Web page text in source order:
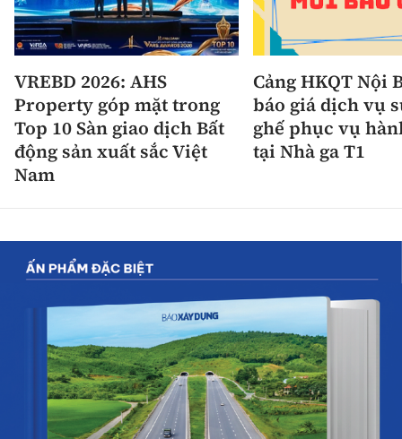
VREBD 2026: AHS
Property góp mặt trong
Top 10 Sàn giao dịch Bất
động sản xuất sắc Việt
Nam
Cảng HKQT Nội
báo giá dịch vụ
ghế phục vụ
tại Nhà ga T1